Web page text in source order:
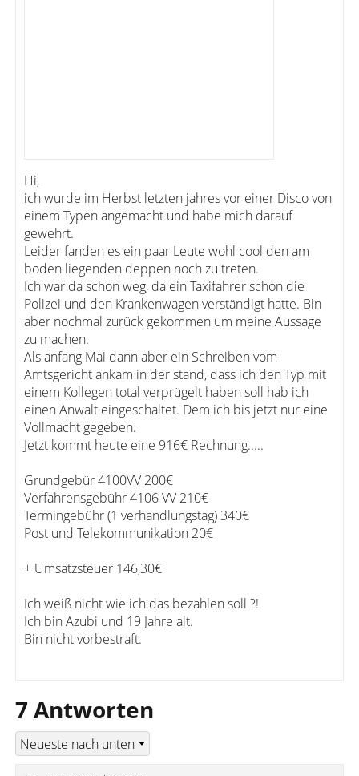
Hi,
ich wurde im Herbst letzten jahres vor einer Disco von
einem Typen angemacht und habe mich darauf
gewehrt.
Leider fanden es ein paar Leute wohl cool den am
boden liegenden deppen noch zu treten.
Ich war da schon weg, da ein Taxifahrer schon die
Polizei und den Krankenwagen verständigt hatte. Bin
aber nochmal zurück gekommen um meine Aussage
zu machen.
Als anfang Mai dann aber ein Schreiben vom
Amtsgericht ankam in der stand, dass ich den Typ mit
einem Kollegen total verprügelt haben soll hab ich
einen Anwalt eingeschaltet. Dem ich bis jetzt nur eine
Vollmacht gegeben.
Jetzt kommt heute eine 916€ Rechnung.....
Grundgebür 4100VV 200€
Verfahrensgebühr 4106 VV 210€
Termingebühr (1 verhandlungstag) 340€
Post und Telekommunikation 20€
+ Umsatzsteuer 146,30€
Ich weiß nicht wie ich das bezahlen soll ?!
Ich bin Azubi und 19 Jahre alt.
Bin nicht vorbestraft.
7 Antworten